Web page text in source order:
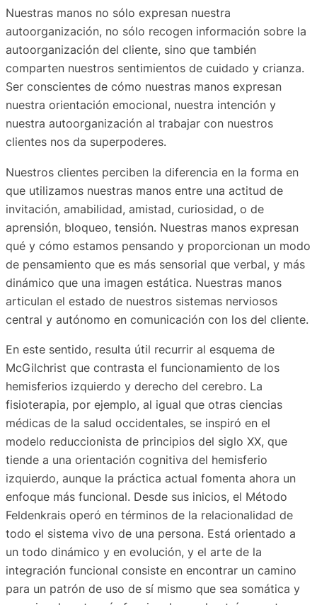
Nuestras manos no sólo expresan nuestra
autoorganización, no sólo recogen información sobre la
autoorganización del cliente, sino que también
comparten nuestros sentimientos de cuidado y crianza.
Ser conscientes de cómo nuestras manos expresan
nuestra orientación emocional, nuestra intención y
nuestra autoorganización al trabajar con nuestros
clientes nos da superpoderes.
Nuestros clientes perciben la diferencia en la forma en
que utilizamos nuestras manos entre una actitud de
invitación, amabilidad, amistad, curiosidad, o de
aprensión, bloqueo, tensión. Nuestras manos expresan
qué y cómo estamos pensando y proporcionan un modo
de pensamiento que es más sensorial que verbal, y más
dinámico que una imagen estática. Nuestras manos
articulan el estado de nuestros sistemas nerviosos
central y autónomo en comunicación con los del cliente.
En este sentido, resulta útil recurrir al esquema de
McGilchrist que contrasta el funcionamiento de los
hemisferios izquierdo y derecho del cerebro. La
fisioterapia, por ejemplo, al igual que otras ciencias
médicas de la salud occidentales, se inspiró en el
modelo reduccionista de principios del siglo XX, que
tiende a una orientación cognitiva del hemisferio
izquierdo, aunque la práctica actual fomenta ahora un
enfoque más funcional. Desde sus inicios, el Método
Feldenkrais operó en términos de la relacionalidad de
todo el sistema vivo de una persona. Está orientado a
un todo dinámico y en evolución, y el arte de la
integración funcional consiste en encontrar un camino
para un patrón de uso de sí mismo que sea somática y